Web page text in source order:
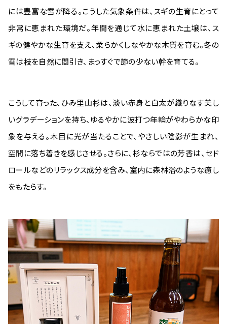
には豊富な雪が降る。こうした気象条件は、スギの生育にとって
非常に恵まれた環境だ。年間を通じて水に恵まれた土壌は、ス
ギの健やかな生育を支え、柔らかくしなやかな木質を育む。冬の
雪は枝を自然に間引き、まっすぐで節の少ない幹を育てる。
こうして育った、ひみ里山杉は、淡い赤身と白太が織りなす美し
いグラデーションを持ち、ゆるやかに波打つ年輪がやわらかな印
象を与える。木目に光が当たることで、やさしい陰影が生まれ、
空間に落ち着きを感じさせる。さらに、杉ならではの芳香は、セド
ロールなどのリラックス成分を含み、室内に森林浴のような癒し
をもたらす。